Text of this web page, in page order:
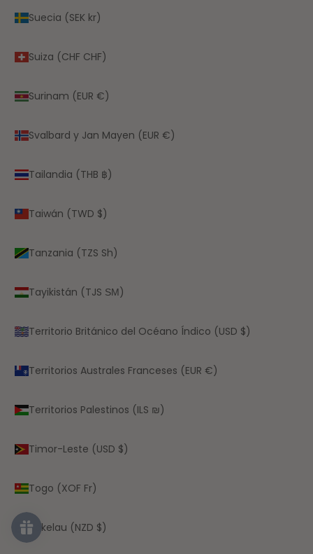
Suecia (SEK kr)
Suiza (CHF CHF)
Surinam (EUR €)
Svalbard y Jan Mayen (EUR €)
Tailandia (THB ฿)
Taiwán (TWD $)
Tanzania (TZS Sh)
Tayikistán (TJS ЅМ)
Territorio Británico del Océano Índico (USD $)
Territorios Australes Franceses (EUR €)
Territorios Palestinos (ILS ₪)
Timor-Leste (USD $)
Togo (XOF Fr)
Tokelau (NZD $)